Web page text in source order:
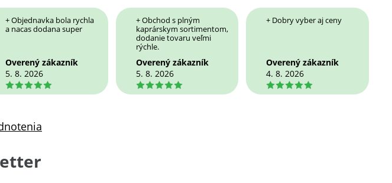
+ Objednavka bola rychla
a nacas dodana super
Overený zákazník
5. 8. 2026
5
+ Obchod s plným
kaprárskym sortimentom,
dodanie tovaru veľmi
rýchle.
Overený zákazník
5. 8. 2026
5
+ Dobry vyber aj ceny
Overený zákazník
4. 8. 2026
5